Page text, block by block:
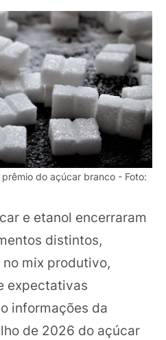
do açúcar branco - Foto:
e etanol encerraram
distintos,
mix produtivo,
expectativas
informações da
de 2026 do açúcar